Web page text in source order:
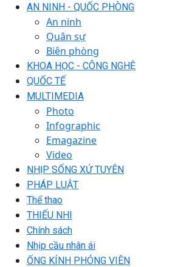
AN NINH - QUỐC PHÒNG
An ninh
Quân sự
Biên phòng
KHOA HỌC - CÔNG NGHỆ
QUỐC TẾ
MULTIMEDIA
Photo
Infographic
Emagazine
Video
NHỊP SỐNG XỨ TUYÊN
PHÁP LUẬT
Thể thao
THIẾU NHI
Chính sách
Nhịp cầu nhân ái
ỐNG KÍNH PHÓNG VIÊN